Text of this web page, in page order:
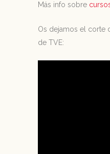
Más info sobre
Os dejamos el corte
de TVE: